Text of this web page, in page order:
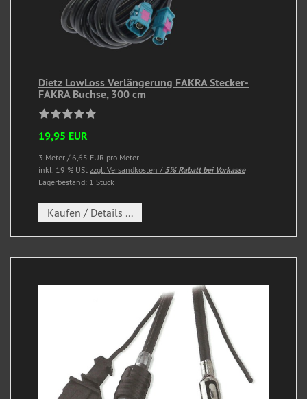
Dietz LowLoss Verlängerung FAKRA Stecker-
FAKRA Buchse, 300 cm
19,95 EUR
3 Meter / 6,65 EUR pro Meter
inkl. 19 % USt zzgl. Versandkosten / 5% Rabatt bei Vorkasse
Lagerbestand: 1 Stück
Kaufen / Details ...